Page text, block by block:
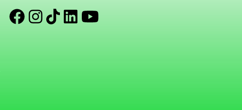
FacebookInstagram
TiktokLinkedinYoutube